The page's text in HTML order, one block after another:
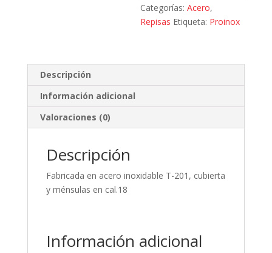
201,
de
0.60
m
Categorías:Acero,
Repisas Etiqueta: Proinox
Descripción
Información adicional
Valoraciones (0)
Descripción
Fabricada en acero inoxidable T-201, cubierta
y ménsulas en cal.18
Información adicional